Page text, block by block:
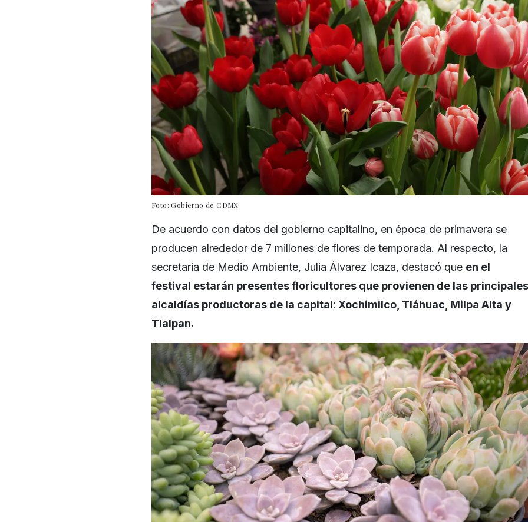
Foto: Gobierno de CDMX
De acuerdo con datos del gobierno capitalino, en época de primavera se
producen alrededor de 7 millones de flores de temporada. Al respecto, la
secretaria de Medio Ambiente, Julia Álvarez Icaza, destacó que en el
festival estarán presentes floricultores que provienen de las principales
alcaldías productoras de la capital: Xochimilco, Tláhuac, Milpa Alta y
Tlalpan.